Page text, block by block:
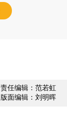
责任编辑：范若虹
版面编辑：刘明晖